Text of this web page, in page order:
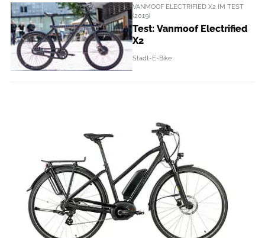
VANMOOF ELECTRIFIED X2 IM TEST
(2019)
Test: Vanmoof Electrified
X2
Stadt-E-Bike